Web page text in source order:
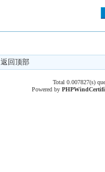
返回顶部
Total 0.007827(s)
Powered byPHPWind